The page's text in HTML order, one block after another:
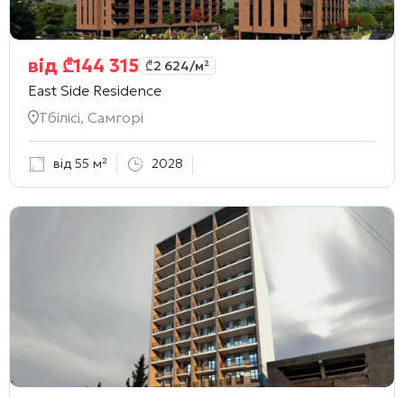
від ₾144 315 ₾2 624/м²
East Side Residence
Тбілісі, Самгорі
від 55 м² 2028